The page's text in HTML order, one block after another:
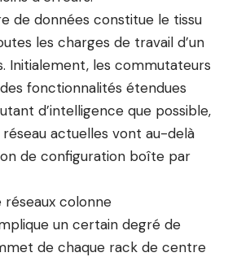
de données constitue le tissu
les charges de travail d’un
Initialement, les commutateurs
fonctionnalités étendues
d’intelligence que possible,
réseau actuelles vont au-delà
de configuration boîte par
colonne
un certain degré de
de chaque rack de centre